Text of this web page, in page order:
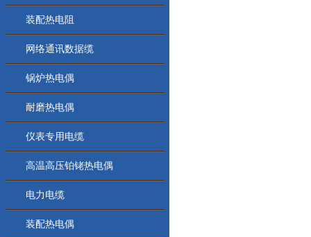
装配热电阻
网络通讯数据缆
锅炉热电偶
耐磨热电偶
仪表专用电缆
高温高压铂铑热电偶
电力电缆
装配热电偶